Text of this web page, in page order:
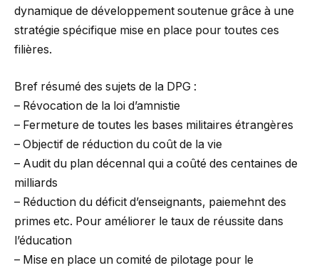
dynamique de développement soutenue grâce à une
stratégie spécifique mise en place pour toutes ces
filières.
Bref résumé des sujets de la DPG :
– Révocation de la loi d’amnistie
– Fermeture de toutes les bases militaires étrangères
– Objectif de réduction du coût de la vie
– Audit du plan décennal qui a coûté des centaines de
milliards
– Réduction du déficit d’enseignants, paiemehnt des
primes etc. Pour améliorer le taux de réussite dans
l’éducation
– Mise en place un comité de pilotage pour le